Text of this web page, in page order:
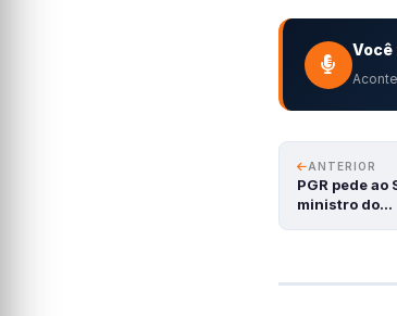
Você
ANTERIOR
PGR pede
ministro do…